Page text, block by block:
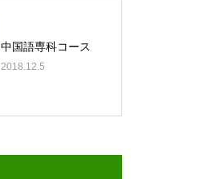
中国語専科コース
2018.12.5